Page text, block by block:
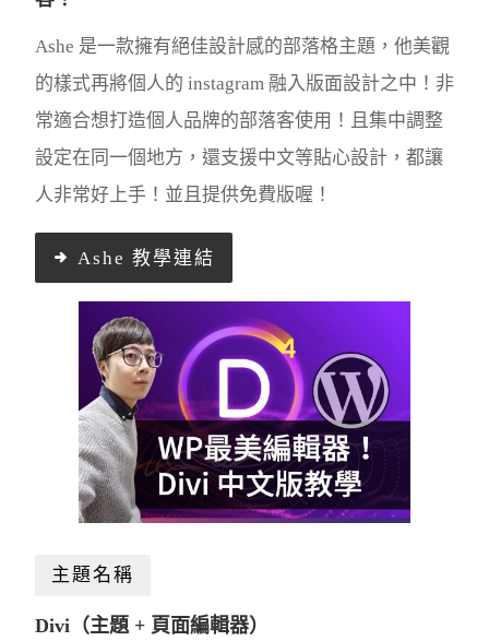
Ashe 是一款擁有絕佳設計感的部落格主題，他美觀
的樣式再將個人的 instagram 融入版面設計之中！非
常適合想打造個人品牌的部落客使用！且集中調整
設定在同一個地方，還支援中文等貼心設計，都讓
人非常好上手！並且提供免費版喔！
Ashe 教學連結
主題名稱
Divi（主題 + 頁面編輯器）